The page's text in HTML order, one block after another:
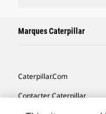
Marques Caterpillar
Caterpillar.com
Contacter Caterpillar